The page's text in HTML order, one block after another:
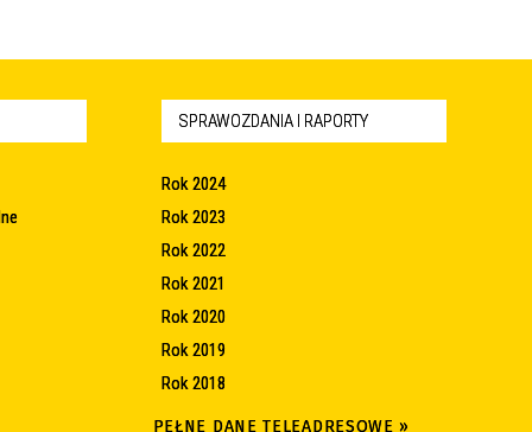
SPRAWOZDANIA I RAPORTY
Rok 2024
Rok 2023
Rok 2022
Rok 2021
Rok 2020
Rok 2019
Rok 2018
PEŁNE DANE TELEADRESOWE »